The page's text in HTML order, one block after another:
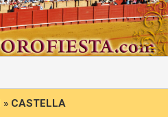
» CASTELLA